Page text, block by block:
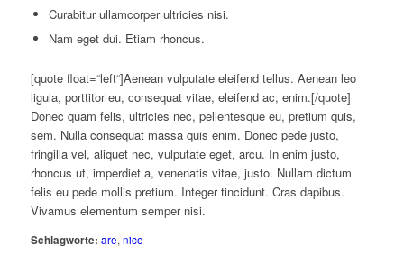
Curabitur ullamcorper ultricies nisi.
Nam eget dui. Etiam rhoncus.
[quote float=“left“]Aenean vulputate eleifend tellus. Aenean leo
ligula, porttitor eu, consequat vitae, eleifend ac, enim.[/quote]
Donec quam felis, ultricies nec, pellentesque eu, pretium quis,
sem. Nulla consequat massa quis enim. Donec pede justo,
fringilla vel, aliquet nec, vulputate eget, arcu. In enim justo,
rhoncus ut, imperdiet a, venenatis vitae, justo. Nullam dictum
felis eu pede mollis pretium. Integer tincidunt. Cras dapibus.
Vivamus elementum semper nisi.
Schlagworte: are,nice